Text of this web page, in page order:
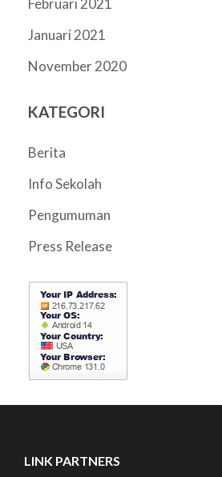
Februari 2021
Januari 2021
November 2020
KATEGORI
Berita
Info Sekolah
Pengumuman
Press Release
LINK PARTNERS